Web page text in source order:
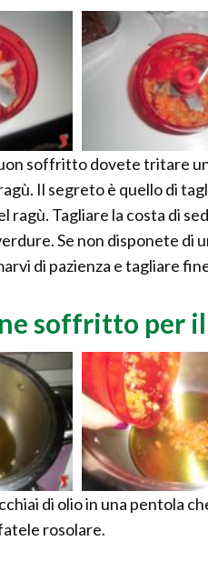
soffritto dovete tritare
Il segreto è quello di
ragù. Tagliare la costa di
Se non disponete di
di pazienza e tagliare
soffritto per
di olio in una pentola
rosolare.